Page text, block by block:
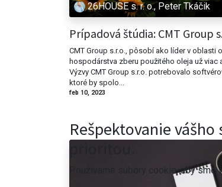
26HOUSE s. r. o., Peter Tkáčik
Prípadová štúdia: CMT Group
CMT Group s.r.o., pôsobí ako líder v oblasti
hospodárstva zberu použitého oleja už viac
Výzvy CMT Group s.r.o. potrebovalo
ktoré by spolo...
feb 10, 2023
Rešpektovanie
prioritou.
Používame súbory cookie, aby